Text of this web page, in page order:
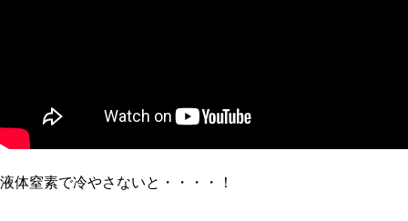
液体窒素で冷やさないと・・・・！